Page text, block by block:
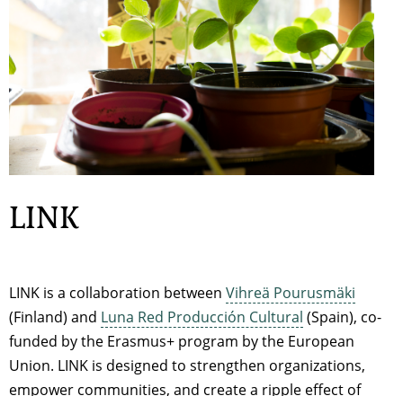
LINK
LINK is a collaboration between Vihreä Pourusmäki
(Finland) and Luna Red Producción Cultural (Spain), co-
funded by the Erasmus+ program by the European
Union. LINK is designed to strengthen organizations,
empower communities, and create a ripple effect of